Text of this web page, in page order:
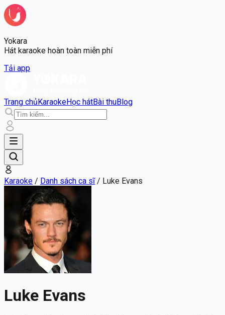
Yokara
Hát karaoke hoàn toàn miễn phí
Tải app
Trang chủKaraokeHọc hátBài thuBlog
Karaoke / Danh sách ca sĩ/ Luke Evans
Luke Evans